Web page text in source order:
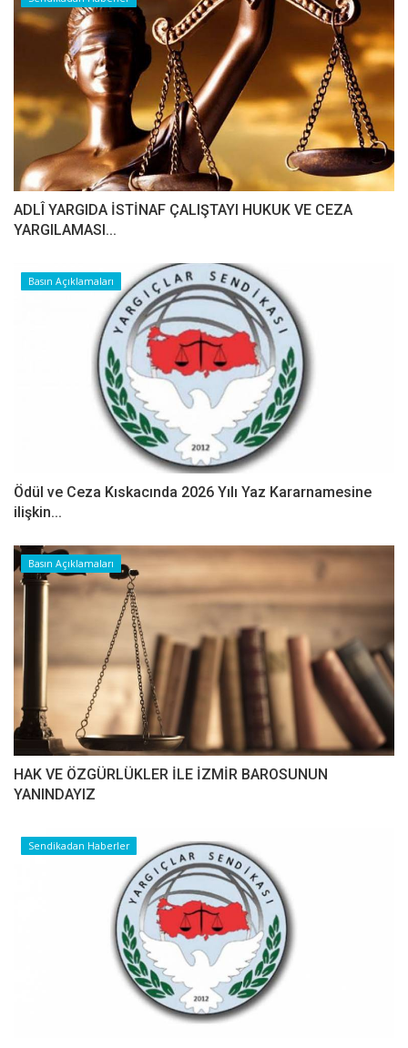
ADLÎ YARGIDA İSTİNAF ÇALIŞTAYI HUKUK VE CEZA
YARGILAMASI...
Basın Açıklamaları
Ödül ve Ceza Kıskacında 2026 Yılı Yaz Kararnamesine
ilişkin...
Basın Açıklamaları
HAK VE ÖZGÜRLÜKLER İLE İZMİR BAROSUNUN
YANINDAYIZ
Sendikadan Haberler